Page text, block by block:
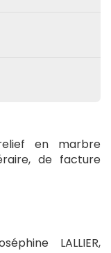
en marbre
de facture
LALLIER,